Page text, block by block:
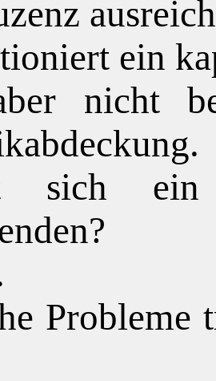
ein
nicht
sich ein
Probleme